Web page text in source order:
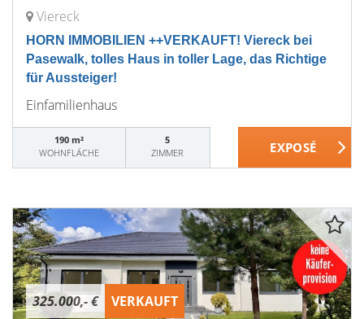
Viereck
HORN IMMOBILIEN ++VERKAUFT! Viereck bei
Pasewalk, tolles Haus in toller Lage, das Richtige
für Aussteiger!
Einfamilienhaus
190 m²
WOHNFLÄCHE
5
ZIMMER
325.000,- € VERKAUFT